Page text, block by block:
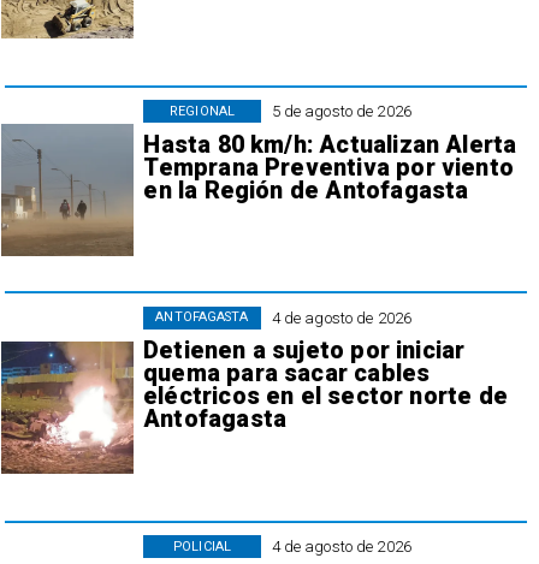
5 de agosto de 2026
Hasta 80 km/h: Actualizan Alerta
Temprana Preventiva por viento
en la Región de Antofagasta
REGIONAL
4 de agosto de 2026
Detienen a sujeto por iniciar
quema para sacar cables
eléctricos en el sector norte de
Antofagasta
ANTOFAGASTA
4 de agosto de 2026
POLICIAL